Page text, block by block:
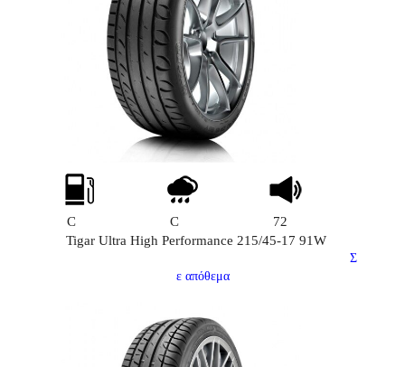
C C
72
Tigar Ultra High Performance 215/45-17 91W
Σ
ε απόθεμα